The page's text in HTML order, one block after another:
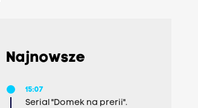
Najnowsze
15:07
Serial "Domek na prerii".